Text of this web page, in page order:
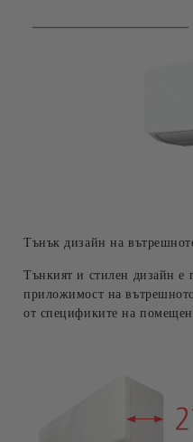
Тънък дизайн на
Тънкият и стилен дизайн е
приложимост на
от спецификите на